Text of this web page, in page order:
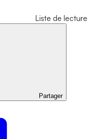
Liste de lecture
Partager